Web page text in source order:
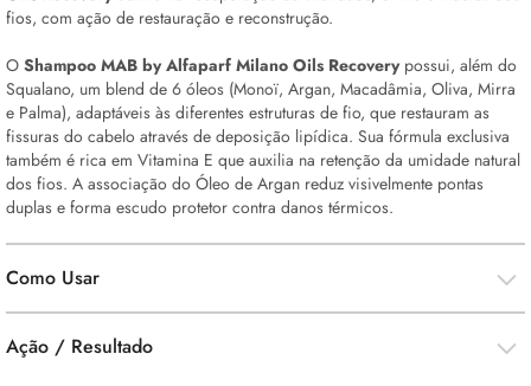
fios, com ação de restauração e reconstrução.
O Shampoo MAB by Alfaparf Milano Oils Recovery possui, além do
Squalano, um blend de 6 óleos (Monoï, Argan, Macadâmia, Oliva, Mirra
e Palma), adaptáveis às diferentes estruturas de fio, que restauram as
fissuras do cabelo através de deposição lipídica. Sua fórmula exclusiva
também é rica em Vitamina E que auxilia na retenção da umidade natural
dos fios. A associação do Óleo de Argan reduz visivelmente pontas
duplas e forma escudo protetor contra danos térmicos.
Como Usar
Ação / Resultado